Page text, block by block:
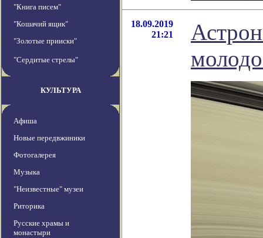
"Книга писем"
"Кошачий ящик"
"Золотые прииски"
"Сердитые стрелы"
КУЛЬТУРА
Афиша
Новые передвжиники
Фотогалерея
Музыка
"Неизвестные" музеи
Риторика
Русские храмы и
монастыри
18.09.2019
21:21